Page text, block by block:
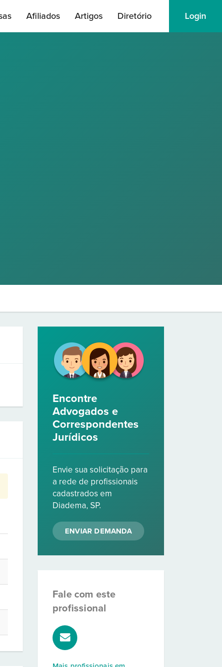
Afiliados Artigos Diretório Login
Encontre
Advogados e
Correspondentes
Jurídicos
Envie sua solicitação para
a rede de profissionais
cadastrados em
Diadema, SP.
ENVIAR DEMANDA
Fale com este
profissional